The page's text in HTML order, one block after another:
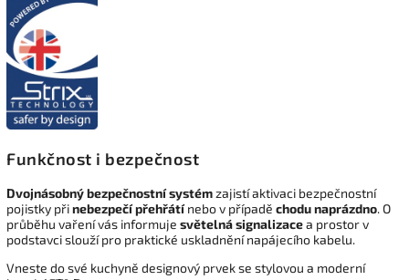
Funkčnost i bezpečnost
Dvojnásobný bezpečnostní systémzajistí aktivaci bezpečnostní
pojistky přinebezpečí přehřátí nebo v případě chodu naprázdno. O
průběhu vaření vás informuje světelná signalizacea prostor v
podstavci slouží pro praktické uskladnění napájecího kabelu.
Vneste do své kuchyně designový prvek se stylovou a moderní